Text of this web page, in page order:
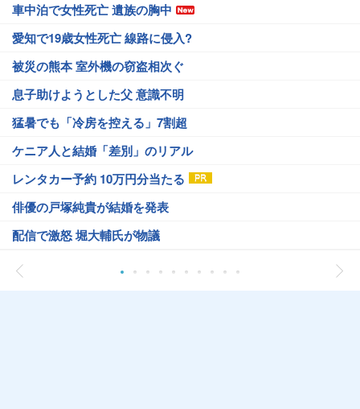
車中泊で女性死亡 遺族の胸中
愛知で19歳女性死亡 線路に侵入?
被災の熊本 室外機の窃盗相次ぐ
息子助けようとした父 意識不明
猛暑でも「冷房を控える」7割超
ケニア人と結婚「差別」のリアル
レンタカー予約 10万円分当たる
俳優の戸塚純貴が結婚を発表
配信で激怒 堀大輔氏が物議